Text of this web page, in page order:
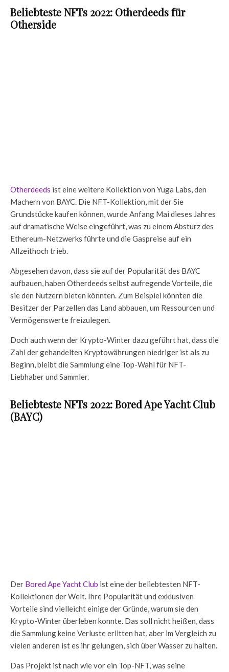
Beliebteste NFTs 2022: Otherdeeds für
Otherside
Otherdeeds ist eine weitere Kollektion von Yuga Labs, den
Machern von BAYC. Die NFT-Kollektion, mit der Sie
Grundstücke kaufen können, wurde Anfang Mai dieses Jahres
auf dramatische Weise eingeführt, was zu einem Absturz des
Ethereum-Netzwerks führte und die Gaspreise auf ein
Allzeithoch trieb.
Abgesehen davon, dass sie auf der Popularität des BAYC
aufbauen, haben Otherdeeds selbst aufregende Vorteile, die
sie den Nutzern bieten könnten. Zum Beispiel könnten die
Besitzer der Parzellen das Land abbauen, um Ressourcen und
Vermögenswerte freizulegen.
Doch auch wenn der Krypto-Winter dazu geführt hat, dass die
Zahl der gehandelten Kryptowährungen niedriger ist als zu
Beginn, bleibt die Sammlung eine Top-Wahl für NFT-
Liebhaber und Sammler.
Beliebteste NFTs 2022: Bored Ape Yacht Club
(BAYC)
Der Bored Ape Yacht Club ist eine der beliebtesten NFT-
Kollektionen der Welt. Ihre Popularität und exklusiven
Vorteile sind vielleicht einige der Gründe, warum sie den
Krypto-Winter überleben konnte. Das soll nicht heißen, dass
die Sammlung keine Verluste erlitten hat, aber im Vergleich zu
vielen anderen ist es ihr gelungen, sich über Wasser zu halten.
Das Projekt ist nach wie vor ein Top-NFT, was seine